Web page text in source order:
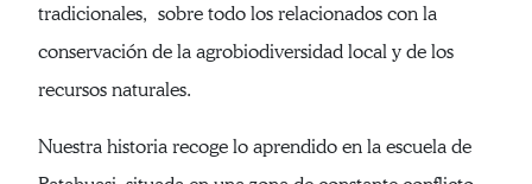
tradicionales, sobre todo los relacionados con la
conservación de la agrobiodiversidad local y de los
recursos naturales.
Nuestra historia recoge lo aprendido en la escuela de